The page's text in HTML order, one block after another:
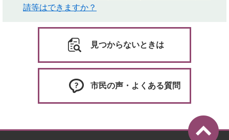
請等はできますか？
見つからないときは
市民の声・よくある質問